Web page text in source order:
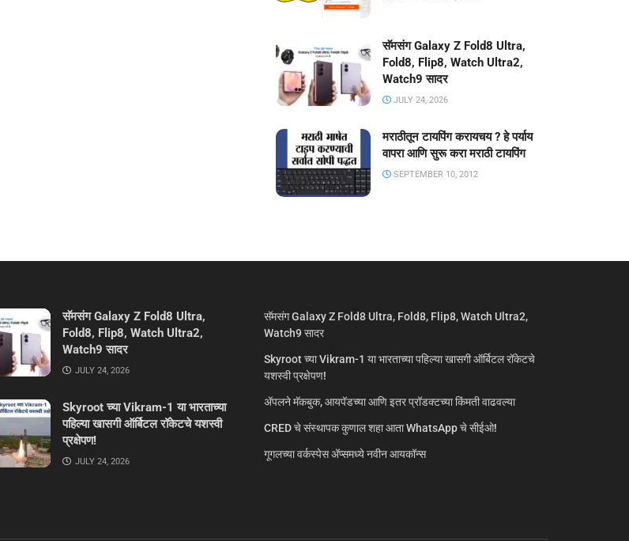
सॅमसंग Galaxy Z Fold8 Ultra,
Fold8, Flip8, Watch Ultra2,
Watch9 सादर
JULY 24, 2026
मराठीतून टायपिंग करायचय ? हे पर्याय
वापरा आणि सुरू करा मराठी टायपिंग
SEPTEMBER 10, 2012
सॅमसंग Galaxy Z Fold8 Ultra,
Fold8, Flip8, Watch Ultra2,
Watch9 सादर
JULY 24, 2026
Skyroot च्या Vikram-1 या भारताच्या
पहिल्या खासगी ऑर्बिटल रॉकेटचे यशस्वी
प्रक्षेपण!
JULY 24, 2026
सॅमसंग Galaxy Z Fold8 Ultra, Fold8, Flip8, Watch Ultra2,
Watch9 सादर
Skyroot च्या Vikram-1 या भारताच्या पहिल्या खासगी ऑर्बिटल रॉकेटचे
यशस्वी प्रक्षेपण!
ॲपलने मॅकबुक, आयपॅडच्या आणि इतर प्रॉडक्टच्या किंमती वाढवल्या
CRED चे संस्थापक कुणाल शहा आता WhatsApp चे सीईओ!
गूगलच्या वर्कस्पेस अ‍ॅप्समध्ये नवीन आयकॉन्स